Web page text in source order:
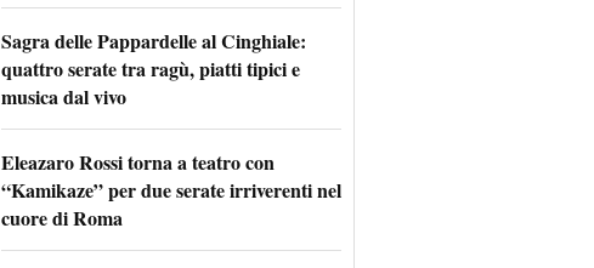
Sagra delle Pappardelle al Cinghiale:
quattro serate tra ragù, piatti tipici e
musica dal vivo
Eleazaro Rossi torna a teatro con
“Kamikaze” per due serate irriverenti nel
cuore di Roma